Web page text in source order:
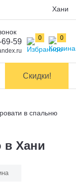
Хани
0 0
59
Скидки!
в спальню
в Хани